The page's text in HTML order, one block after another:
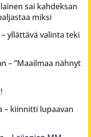
sai kahdeksan
miksi
yllättävä valinta teki
– ”Maailmaa nähnyt
– kiinnitti lupaavan